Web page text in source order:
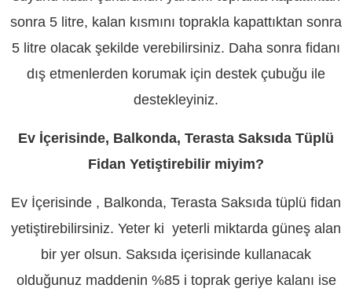
sonra 5 litre, kalan kısmını toprakla kapattıktan sonra
5 litre olacak şekilde verebilirsiniz. Daha sonra fidanı
dış etmenlerden korumak için destek çubuğu ile
destekleyiniz.
Ev İçerisinde, Balkonda, Terasta Saksıda Tüplü
Fidan Yetiştirebilir miyim?
Ev İçerisinde , Balkonda, Terasta Saksıda tüplü fidan
yetiştirebilirsiniz. Yeter ki yeterli miktarda güneş alan
bir yer olsun. Saksıda içerisinde kullanacak
olduğunuz maddenin %85 i toprak geriye kalanı ise